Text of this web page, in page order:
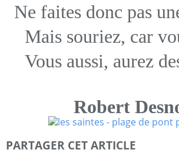
Ne faites donc pas
Mais souriez, car
Vous aussi, aurez
Robert
PARTAGER CET ARTICLE